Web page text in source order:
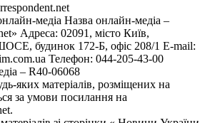
медіа Назва онлайн-медіа –
Адреса: 02091, місто Київ,
будинок 172-Б, офіс 208/1 E-mail:
Телефон: 044-205-43-00
– R40-06068
яких матеріалів, розміщених на
за умови посилання на